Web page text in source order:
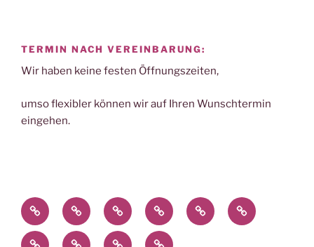
TERMIN NACH VEREINBARUNG:
Wir haben keine festen Öffnungszeiten,
umso flexibler können wir auf Ihren Wunschtermin
eingehen.
Home
Das
Team
Produkte
&
Leistungen
Nailart-
Impressionen
Dies
&
Presse
SchulungJobs Kontakt Kalender